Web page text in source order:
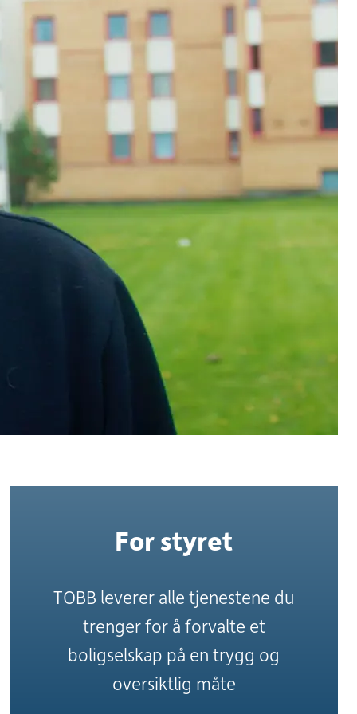
For styret
TOBB leverer alle tjenestene du
trenger for å forvalte et
boligselskap på en trygg og
oversiktlig måte